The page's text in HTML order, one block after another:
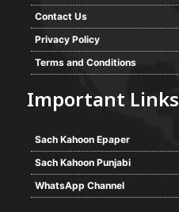
Contact Us
Privacy Policy
Terms and Conditions
Important Links
Sach Kahoon Epaper
Sach Kahoon Punjabi
WhatsApp Channel